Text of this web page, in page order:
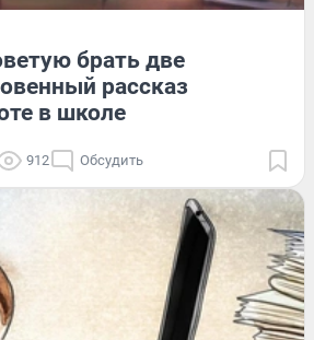
брать две
рассказ
в школе
912 Обсудить